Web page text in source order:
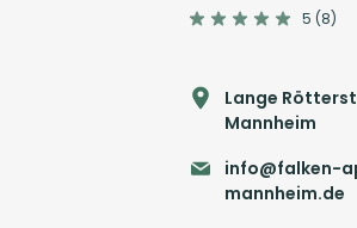
5 (8)
Lange
Mannheim
info@falken-
mannheim.de